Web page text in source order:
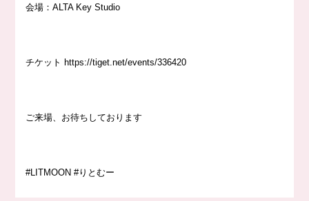
会場：ALTA Key Studio
チケット https://tiget.net/events/336420
ご来場、お待ちしております
#LITMOON #りとむー